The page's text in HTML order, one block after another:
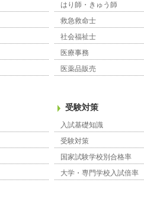
はり師・きゅう師
救急救命士
社会福祉士
医療事務
医薬品販売
受験対策
入試基礎知識
受験対策
国家試験学校別合格率
大学・専門学校入試倍率